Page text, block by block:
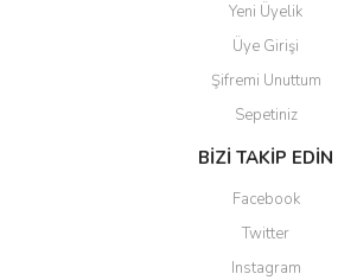
Yeni Üyelik
Üye Girişi
Şifremi Unuttum
Sepetiniz
BİZİ TAKİP EDİN
Facebook
Twitter
Instagram